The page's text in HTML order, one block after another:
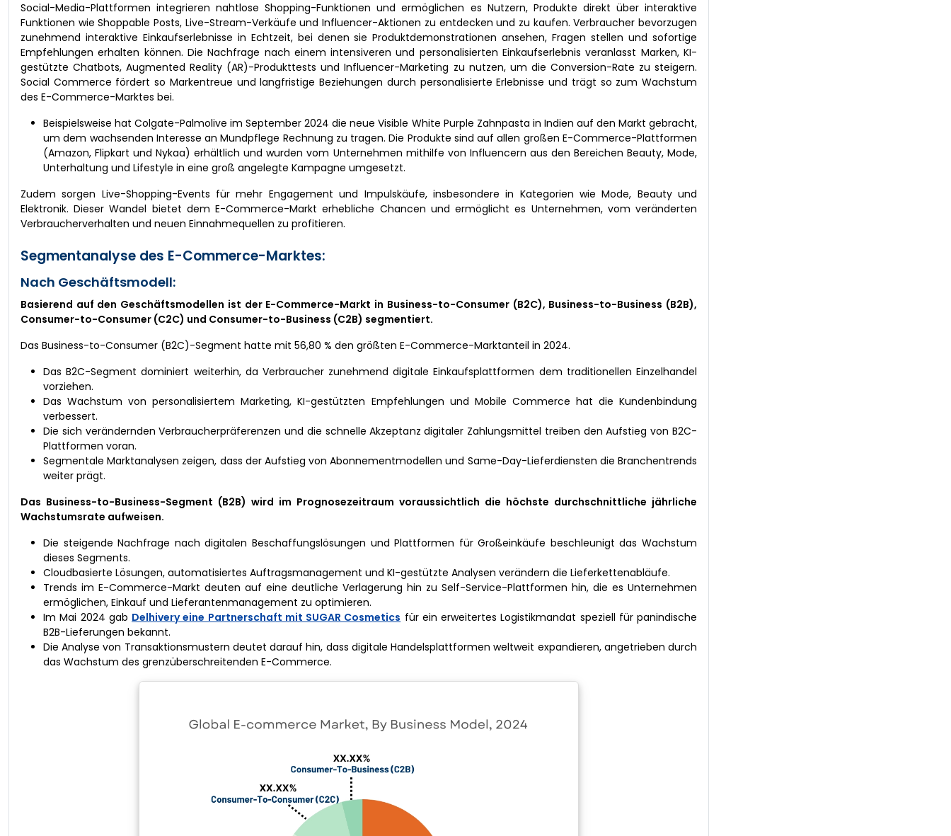
Social-Media-Plattformen integrieren nahtlose Shopping-Funktionen und ermöglichen es Nutzern, Produkte direkt über interaktive
Funktionen wie Shoppable Posts, Live-Stream-Verkäufe und Influencer-Aktionen zu entdecken und zu kaufen. Verbraucher bevorzugen
zunehmend interaktive Einkaufserlebnisse in Echtzeit, bei denen sie Produktdemonstrationen ansehen, Fragen stellen und sofortige
Empfehlungen erhalten können. Die Nachfrage nach einem intensiveren und personalisierten Einkaufserlebnis veranlasst Marken, KI-
gestützte Chatbots, Augmented Reality (AR)-Produkttests und Influencer-Marketing zu nutzen, um die Conversion-Rate zu steigern.
Social Commerce fördert so Markentreue und langfristige Beziehungen durch personalisierte Erlebnisse und trägt so zum Wachstum
des E-Commerce-Marktes bei.
Beispielsweise hat Colgate-Palmolive im September 2024 die neue Visible White Purple Zahnpasta in Indien auf den Markt gebracht,
um dem wachsenden Interesse an Mundpflege Rechnung zu tragen. Die Produkte sind auf allen großen E-Commerce-Plattformen
(Amazon, Flipkart und Nykaa) erhältlich und wurden vom Unternehmen mithilfe von Influencern aus den Bereichen Beauty, Mode,
Unterhaltung und Lifestyle in eine groß angelegte Kampagne umgesetzt.
Zudem sorgen Live-Shopping-Events für mehr Engagement und Impulskäufe, insbesondere in Kategorien wie Mode, Beauty und
Elektronik. Dieser Wandel bietet dem E-Commerce-Markt erhebliche Chancen und ermöglicht es Unternehmen, vom veränderten
Verbraucherverhalten und neuen Einnahmequellen zu profitieren.
Segmentanalyse des E-Commerce-Marktes:
Nach Geschäftsmodell:
Basierend auf den Geschäftsmodellen ist der E-Commerce-Markt in Business-to-Consumer (B2C), Business-to-Business (B2B),
Consumer-to-Consumer (C2C) und Consumer-to-Business (C2B) segmentiert.
Das Business-to-Consumer (B2C)-Segment hatte mit 56,80 % den größten E-Commerce-Marktanteil in 2024.
Das B2C-Segment dominiert weiterhin, da Verbraucher zunehmend digitale Einkaufsplattformen dem traditionellen Einzelhandel
vorziehen.
Das Wachstum von personalisiertem Marketing, KI-gestützten Empfehlungen und Mobile Commerce hat die Kundenbindung
verbessert.
Die sich verändernden Verbraucherpräferenzen und die schnelle Akzeptanz digitaler Zahlungsmittel treiben den Aufstieg von B2C-
Plattformen voran.
Segmentale Marktanalysen zeigen, dass der Aufstieg von Abonnementmodellen und Same-Day-Lieferdiensten die Branchentrends
weiter prägt.
Das Business-to-Business-Segment (B2B) wird im Prognosezeitraum voraussichtlich die höchste durchschnittliche jährliche
Wachstumsrate aufweisen.
Die steigende Nachfrage nach digitalen Beschaffungslösungen und Plattformen für Großeinkäufe beschleunigt das Wachstum
dieses Segments.
Cloudbasierte Lösungen, automatisiertes Auftragsmanagement und KI-gestützte Analysen verändern die Lieferkettenabläufe.
Trends im E-Commerce-Markt deuten auf eine deutliche Verlagerung hin zu Self-Service-Plattformen hin, die es Unternehmen
ermöglichen, Einkauf und Lieferantenmanagement zu optimieren.
Im Mai 2024 gab Delhivery eine Partnerschaft mit SUGAR Cosmetics für ein erweitertes Logistikmandat speziell für panindische
B2B-Lieferungen bekannt.
Die Analyse von Transaktionsmustern deutet darauf hin, dass digitale Handelsplattformen weltweit expandieren, angetrieben durch
das Wachstum des grenzüberschreitenden E-Commerce.